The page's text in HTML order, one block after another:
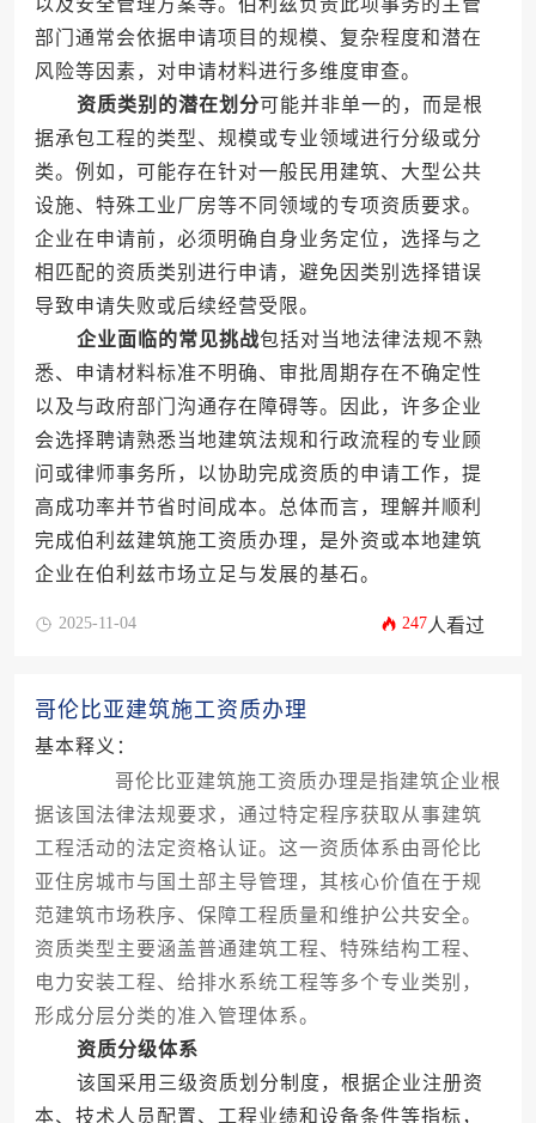
以及安全管理方案等。伯利兹负责此项事务的主管
部门通常会依据申请项目的规模、复杂程度和潜在
风险等因素，对申请材料进行多维度审查。
资质类别的潜在划分可能并非单一的，而是根
据承包工程的类型、规模或专业领域进行分级或分
类。例如，可能存在针对一般民用建筑、大型公共
设施、特殊工业厂房等不同领域的专项资质要求。
企业在申请前，必须明确自身业务定位，选择与之
相匹配的资质类别进行申请，避免因类别选择错误
导致申请失败或后续经营受限。
企业面临的常见挑战包括对当地法律法规不熟
悉、申请材料标准不明确、审批周期存在不确定性
以及与政府部门沟通存在障碍等。因此，许多企业
会选择聘请熟悉当地建筑法规和行政流程的专业顾
问或律师事务所，以协助完成资质的申请工作，提
高成功率并节省时间成本。总体而言，理解并顺利
完成伯利兹建筑施工资质办理，是外资或本地建筑
企业在伯利兹市场立足与发展的基石。
2025-11-04 247人看过
哥伦比亚建筑施工资质办理
基本释义：
哥伦比亚建筑施工资质办理是指建筑企业根
据该国法律法规要求，通过特定程序获取从事建筑
工程活动的法定资格认证。这一资质体系由哥伦比
亚住房城市与国土部主导管理，其核心价值在于规
范建筑市场秩序、保障工程质量和维护公共安全。
资质类型主要涵盖普通建筑工程、特殊结构工程、
电力安装工程、给排水系统工程等多个专业类别，
形成分层分类的准入管理体系。
资质分级体系
该国采用三级资质划分制度，根据企业注册资
本、技术人员配置、工程业绩和设备条件等指标，